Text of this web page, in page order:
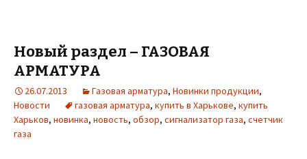
Новый раздел – ГАЗОВАЯ
АРМАТУРА
26.07.2013 Газовая арматура, Новинки продукции,
Новости
газовая арматура, купить в Харькове, купить
Харьков, новинка, новость, обзор, сигнализатор газа, счетчик
газа